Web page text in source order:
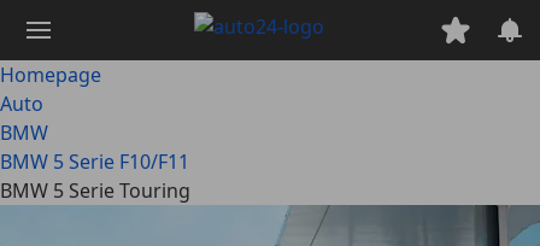
naar
hoofdinhoud
Homepage
Auto
BMW
BMW 5 Serie F10/F11
BMW 5 Serie Touring